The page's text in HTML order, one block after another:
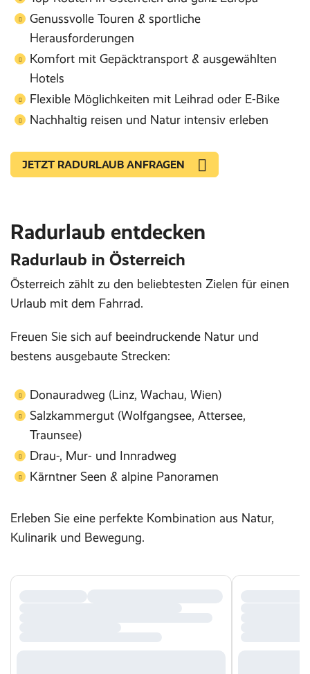
Genussvolle Touren & sportliche
Herausforderungen
Komfort mit Gepäcktransport & ausgewählten
Hotels
Flexible Möglichkeiten mit Leihrad oder E-Bike
Nachhaltig reisen und Natur intensiv erleben
JETZT RADURLAUB ANFRAGEN
Radurlaub entdecken
Radurlaub in Österreich
Österreich zählt zu den beliebtesten Zielen für einen
Urlaub mit dem Fahrrad.
Freuen Sie sich auf beeindruckende Natur und
bestens ausgebaute Strecken:
Donauradweg (Linz, Wachau, Wien)
Salzkammergut (Wolfgangsee, Attersee,
Traunsee)
Drau-, Mur- und Innradweg
Kärntner Seen & alpine Panoramen
Erleben Sie eine perfekte Kombination aus Natur,
Kulinarik und Bewegung.